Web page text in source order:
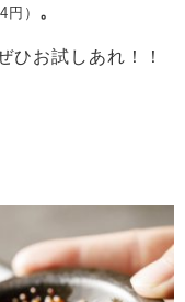
円） 。
ひお試しあれ！！